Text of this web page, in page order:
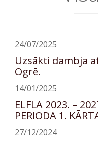
24/07/2025
Uzsākti dambja
Ogrē.
14/01/2025
ELFLA 2023. –
PERIODA 1.
27/12/2024